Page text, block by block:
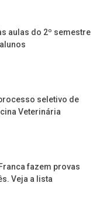
aulas do 2º semestre
seletivo de
Veterinária
fazem provas
Veja a lista